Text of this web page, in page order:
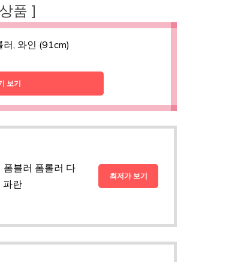
품 ]
, 와인 (91cm)
보기
폼블러 폼롤러 다
파란
최저가 보기